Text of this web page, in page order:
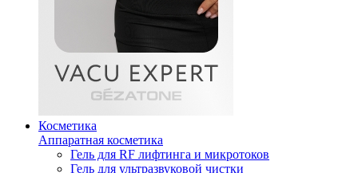
Косметика
Аппаратная косметика
Гель для RF лифтинга и микротоков
Гель для ультразвуковой чистки